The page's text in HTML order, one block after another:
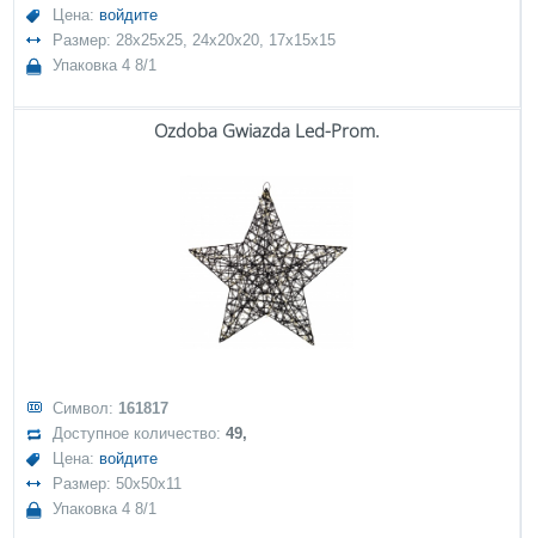
Цена: войдите
Размер: 28x25x25, 24x20x20, 17x15x15
Упаковка 4 8/1
Ozdoba Gwiazda Led-Prom.
Символ: 161817
Доступное количество:49,
Цена: войдите
Размер: 50x50x11
Упаковка 4 8/1